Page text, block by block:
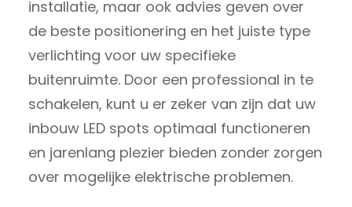
installatie, maar ook advies geven over
de beste positionering en het juiste type
verlichting voor uw specifieke
buitenruimte. Door een professional in te
schakelen, kunt u er zeker van zijn dat uw
inbouw LED spots optimaal functioneren
en jarenlang plezier bieden zonder zorgen
over mogelijke elektrische problemen.